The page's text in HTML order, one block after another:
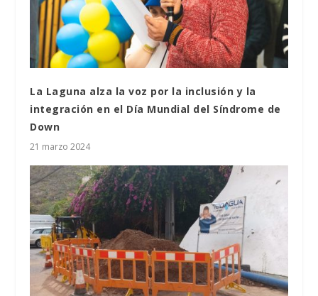
La Laguna alza la voz por la inclusión y la
integración en el Día Mundial del Síndrome de
Down
21 marzo 2024